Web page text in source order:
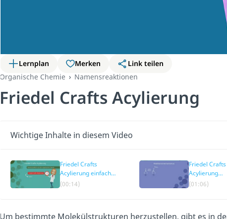
Lernplan Merken
Link teilen
Organische Chemie
Namensreaktionen
Friedel Crafts Acylierung
Wichtige Inhalte in diesem Video
Friedel Crafts
Acylierung einfach
erklärt
(00:14)
Friedel Crafts
Acylierung
Mechanismus
(01:06)
Um bestimmte Molekülstrukturen herzustellen, gibt es in